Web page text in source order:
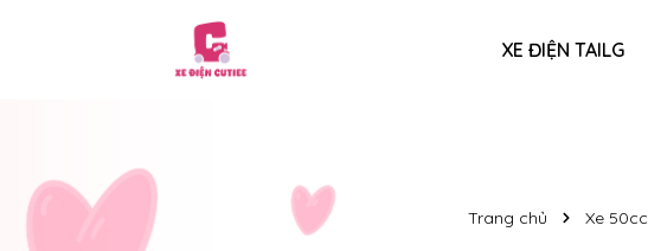
XE ĐIỆN TAILG
Trang chủ Xe 50cc